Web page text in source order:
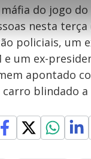
l
a
y
V
1
s
e
u
n
o
s
do jogo
nesta terça
policiais, um
e um ex-
apontado
carro blindado